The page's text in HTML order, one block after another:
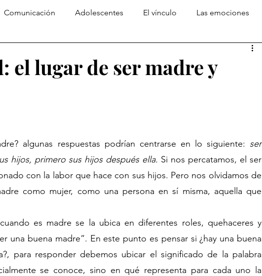
Comunicación Adolescentes El vínculo Las emociones
el lugar de ser madre y
algunas respuestas podrían centrarse en lo siguiente: ser
hijos, primero sus hijos después ella. Si nos percatamos, el ser
con la labor que hace con sus hijos. Pero nos olvidamos de
como mujer, como una persona en sí misma, aquella que
es madre se la ubica en diferentes roles, quehaceres y
una buena madre”. En este punto es pensar si ¿hay una buena
para responder debemos ubicar el significado de la palabra
se conoce, sino en qué representa para cada uno la